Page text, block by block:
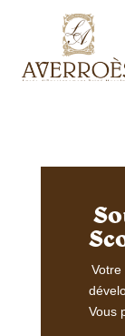
Vous